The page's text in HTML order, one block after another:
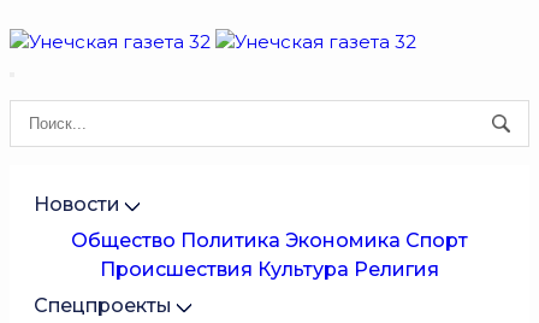
Новости
Общество Политика Экономика Спорт
Происшествия Культура Религия
Спецпроекты